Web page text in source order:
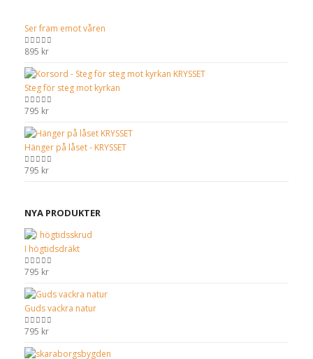
Ser fram emot våren
0out of 5
895 kr
Steg för steg mot kyrkan
0out of 5
795 kr
Hänger på låset - KRYSSET
0out of 5
795 kr
NYA PRODUKTER
I högtidsdräkt
0out of 5
795 kr
Guds vackra natur
0out of 5
795 kr